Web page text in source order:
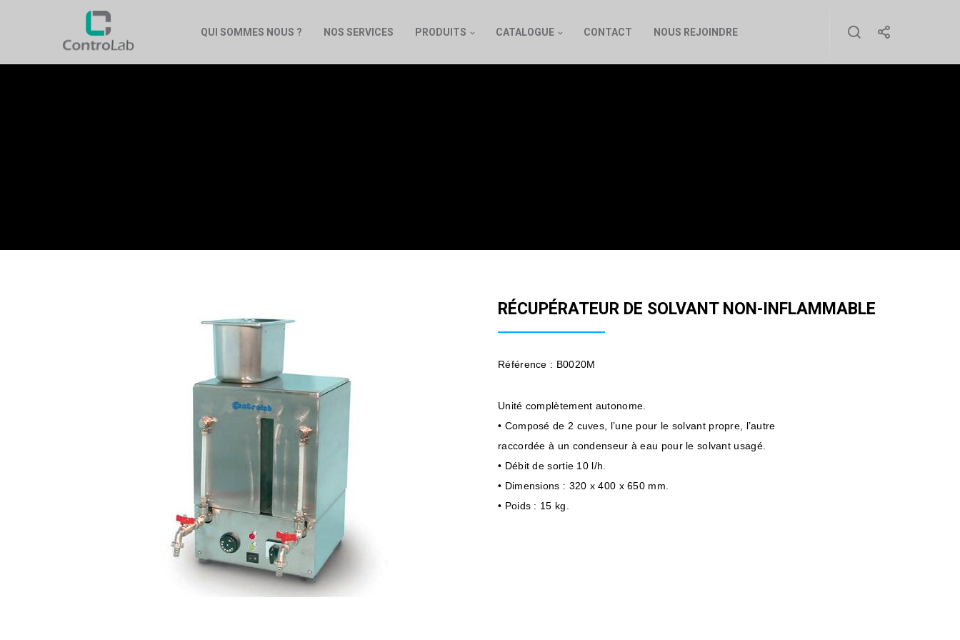
QUI SOMMES NOUS ? NOS SERVICES PRODUITS CATALOGUE CONTACT NOUS REJOINDRE
RÉCUPÉRATEUR DE SOLVANT NON-INFLAMMABLE
Référence : B0020M
Unité complètement autonome.
• Composé de 2 cuves, l’une pour le solvant propre, l’autre
raccordée à un condenseur à eau pour le solvant usagé.
• Débit de sortie 10 l/h.
• Dimensions : 320 x 400 x 650 mm.
• Poids : 15 kg.